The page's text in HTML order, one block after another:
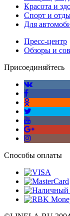
Красота и
Спорт и
Для
Пресс-центр
Обзоры и
Присоединяйтесь
Способы оплаты